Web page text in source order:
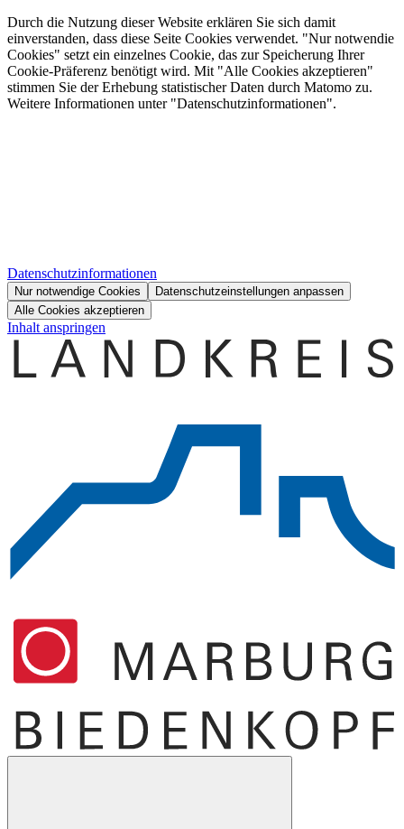
Durch die Nutzung dieser Website erklären Sie sich damit
einverstanden, dass diese Seite Cookies verwendet. "Nur notwendie
Cookies" setzt ein einzelnes Cookie, das zur Speicherung Ihrer
Cookie-Präferenz benötigt wird. Mit "Alle Cookies akzeptieren"
stimmen Sie der Erhebung statistischer Daten durch Matomo zu.
Weitere Informationen unter "Datenschutzinformationen".
Datenschutzinformationen
Nur notwendige Cookies
Datenschutzeinstellungen anpassen
Alle Cookies akzeptieren
Inhalt anspringen